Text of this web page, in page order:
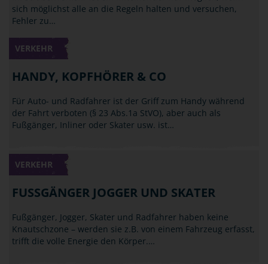
sich möglichst alle an die Regeln halten und versuchen,
Fehler zu…
VERKEHR
HANDY, KOPFHÖRER & CO
Für Auto- und Radfahrer ist der Griff zum Handy während
der Fahrt verboten (§ 23 Abs.1a StVO), aber auch als
Fußgänger, Inliner oder Skater usw. ist…
VERKEHR
FUSSGÄNGER JOGGER UND SKATER
Fußgänger, Jogger, Skater und Radfahrer haben keine
Knautschzone – werden sie z.B. von einem Fahrzeug erfasst,
trifft die volle Energie den Körper.…